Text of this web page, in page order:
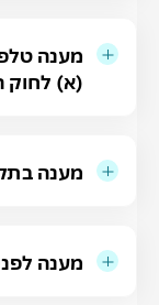
(א) לחוק
מענה
מענה